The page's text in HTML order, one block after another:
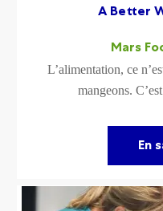
A Better
Mars
L’alimentation, ce
mangeons.
En